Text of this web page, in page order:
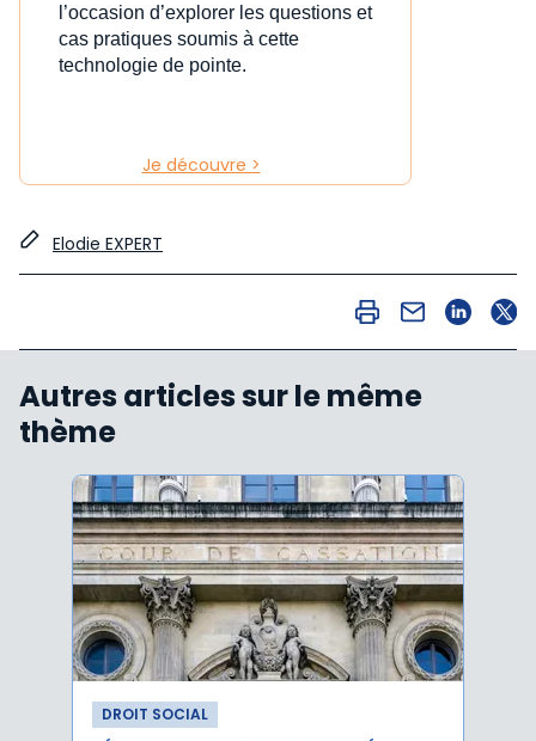
l’occasion d’explorer les questions et
cas pratiques soumis à cette
technologie de pointe.
Je découvre >
Elodie EXPERT
Autres articles sur le même
thème
DROIT SOCIAL